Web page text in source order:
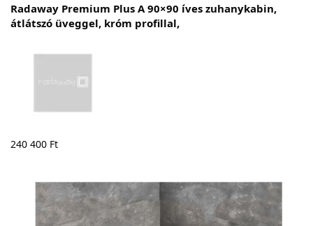
Radaway Premium Plus A 90×90 íves zuhanykabin,
átlátszó üveggel, króm profillal,
240 400 Ft